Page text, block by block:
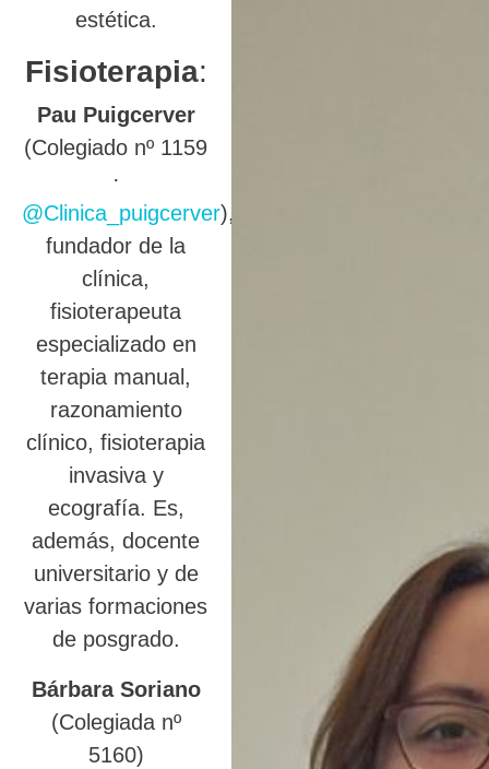
estética.
Fisioterapia:
Pau Puigcerver
(Colegiado nº 1159
·
@Clinica_puigcerver),
fundador de la
clínica,
fisioterapeuta
especializado en
terapia manual,
razonamiento
clínico, fisioterapia
invasiva y
ecografía. Es,
además, docente
universitario y de
varias formaciones
de posgrado.
Bárbara Soriano
(Colegiada nº
5160)